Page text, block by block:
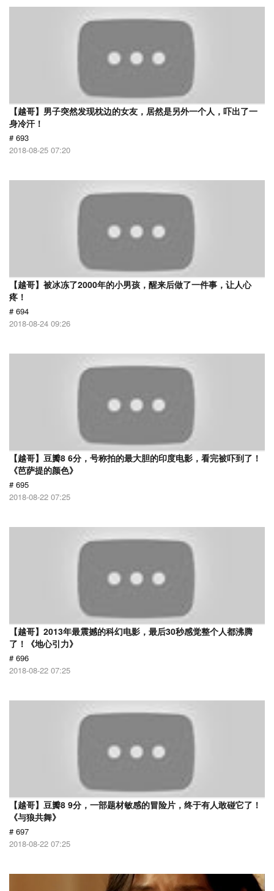
【越哥】男子突然发现枕边的女友，居然是另外一个人，吓出了一
身冷汗！
# 693
2018-08-25 07:20
【越哥】被冰冻了2000年的小男孩，醒来后做了一件事，让人心
疼！
# 694
2018-08-24 09:26
【越哥】豆瓣8 6分，号称拍的最大胆的印度电影，看完被吓到了！
《芭萨提的颜色》
# 695
2018-08-22 07:25
【越哥】2013年最震撼的科幻电影，最后30秒感觉整个人都沸腾
了！《地心引力》
# 696
2018-08-22 07:25
【越哥】豆瓣8 9分，一部题材敏感的冒险片，终于有人敢碰它了！
《与狼共舞》
# 697
2018-08-22 07:25